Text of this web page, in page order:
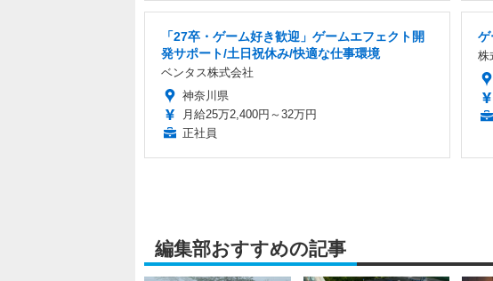
「27卒・ゲーム好き歓迎」ゲームエフェクト開
発サポート/土日祝休み/快適な仕事環境
ベンタス株式会社
神奈川県
月給25万2,400円～32万円
正社員
ゲ
株
編集部おすすめの記事